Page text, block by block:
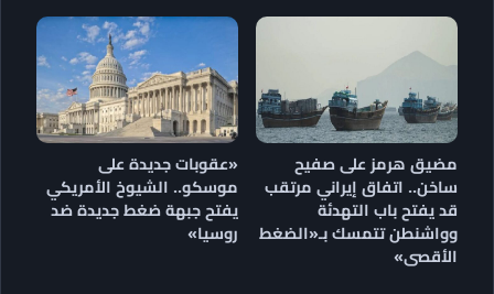
مضيق هرمز على صفيح
ساخن.. اتفاق إيراني مرتقب
قد يفتح باب التهدئة
وواشنطن تتمسك بـ«الضغط
الأقصى»
«عقوبات جديدة على
موسكو.. الشيوخ الأمريكي
يفتح جبهة ضغط جديدة ضد
روسيا»